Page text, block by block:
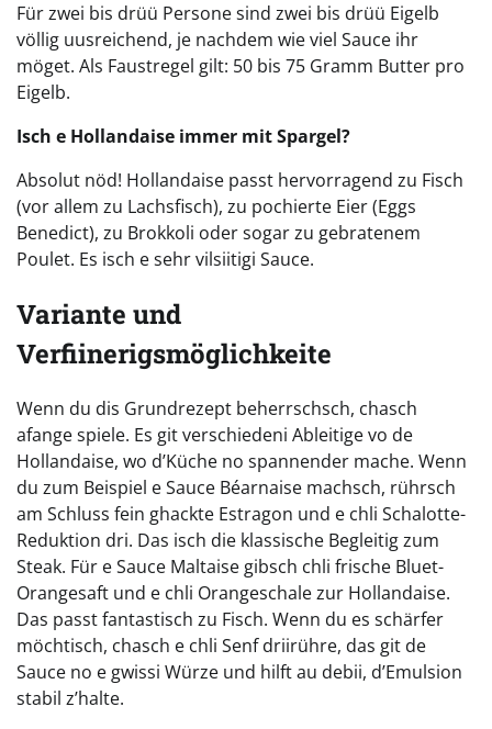
Für zwei bis drüü Persone sind zwei bis drüü Eigelb
völlig uusreichend, je nachdem wie viel Sauce ihr
möget. Als Faustregel gilt: 50 bis 75 Gramm Butter pro
Eigelb.
Isch e Hollandaise immer mit Spargel?
Absolut nöd! Hollandaise passt hervorragend zu Fisch
(vor allem zu Lachsfisch), zu pochierte Eier (Eggs
Benedict), zu Brokkoli oder sogar zu gebratenem
Poulet. Es isch e sehr vilsiitigi Sauce.
Variante und
Verfiinerigsmöglichkeite
Wenn du dis Grundrezept beherrschsch, chasch
afange spiele. Es git verschiedeni Ableitige vo de
Hollandaise, wo d’Küche no spannender mache. Wenn
du zum Beispiel e Sauce Béarnaise machsch, rührsch
am Schluss fein ghackte Estragon und e chli Schalotte-
Reduktion dri. Das isch die klassische Begleitig zum
Steak. Für e Sauce Maltaise gibsch chli frische Bluet-
Orangesaft und e chli Orangeschale zur Hollandaise.
Das passt fantastisch zu Fisch. Wenn du es schärfer
möchtisch, chasch e chli Senf driirühre, das git de
Sauce no e gwissi Würze und hilft au debii, d’Emulsion
stabil z’halte.